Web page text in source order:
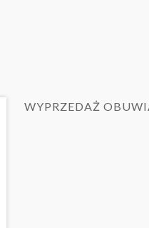
WYPRZEDAŻ